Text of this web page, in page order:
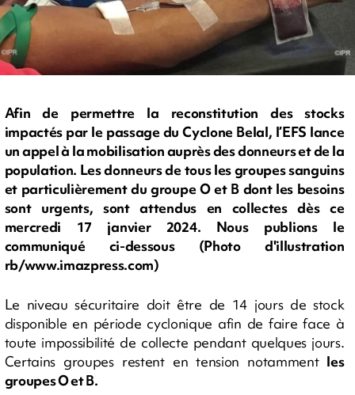
Afin de permettre la reconstitution des stocks
impactés par le passage du Cyclone Belal, l’EFS lance
un appel à la mobilisation auprès des donneurs et de la
population. Les donneurs de tous les groupes sanguins
et particulièrement du groupe O et B dont les besoins
sont urgents, sont attendus en collectes dès ce
mercredi 17 janvier 2024. Nous publions le
communiqué ci-dessous (Photo d'illustration
rb/www.imazpress.com)
Le niveau sécuritaire doit être de 14 jours de stock
disponible en période cyclonique afin de faire face à
toute impossibilité de collecte pendant quelques jours.
Certains groupes restent en tension notamment les
groupes O et B.